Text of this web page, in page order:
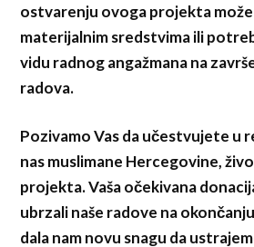
ostvarenju ovoga projekta
materijalnim sredstvima ili
vidu radnog angažmana na
radova.
Pozivamo Vas da učestvujete u
nas muslimane Hercegovine,
projekta. Vaša očekivana
ubrzali naše radove na
dala nam novu snagu da